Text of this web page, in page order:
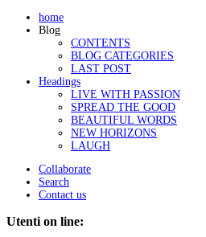
home
Blog
CONTENTS
BLOG CATEGORIES
LAST POST
Headings
LIVE WITH PASSION
SPREAD THE GOOD
BEAUTIFUL WORDS
NEW HORIZONS
LAUGH
Collaborate
Search
Contact us
Utenti on line: